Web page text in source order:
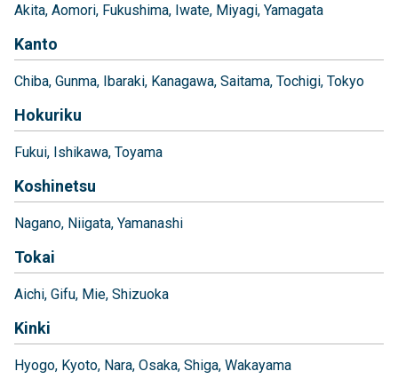
Akita Aomori Fukushima Iwate Miyagi Yamagata
Kanto
Chiba Gunma Ibaraki Kanagawa Saitama Tochigi Tokyo
Hokuriku
Fukui Ishikawa Toyama
Koshinetsu
Nagano Niigata Yamanashi
Tokai
Aichi Gifu Mie Shizuoka
Kinki
Hyogo Kyoto Nara Osaka Shiga Wakayama